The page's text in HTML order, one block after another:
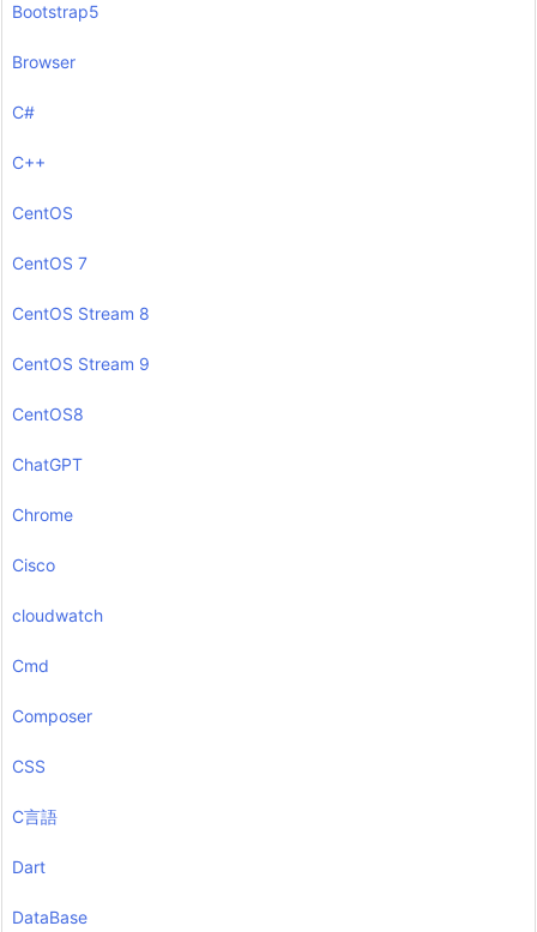
Bootstrap5
Browser
C#
C++
CentOS
CentOS 7
CentOS Stream 8
CentOS Stream 9
CentOS8
ChatGPT
Chrome
Cisco
cloudwatch
Cmd
Composer
CSS
C言語
Dart
DataBase